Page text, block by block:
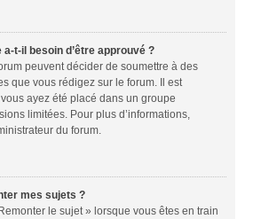
t-il besoin d’être approuvé ?
peuvent décider de soumettre à des
que vous rédigez sur le forum. Il est
ayez été placé dans un groupe
limitées. Pour plus d’informations,
du forum.
mes sujets ?
le sujet » lorsque vous êtes en train